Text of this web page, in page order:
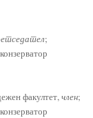
;
факултет,член;